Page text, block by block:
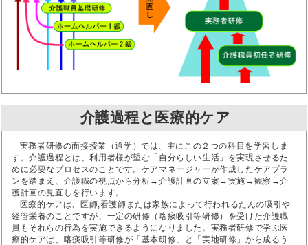
介護過程と医療的ケア
実務者研修の面接授業（通学）では、主にこの２つの科目を学習しま
す。介護過程とは、利用者様が望む「自分らしい生活」を実現させるた
めに必要なプロセスのことです。ケアマネージャーが作成したケアプラ
ンを踏まえ、介護職の視点から分析→介護計画の立案→実施→観察→介
護計画の見直しを行います。
医療的ケアは、医師,看護師または家族によって行われるたんの吸引や
経管栄養のことですが、一定の研修（喀痰吸引等研修）を受けた介護職
員もそれらの行為を実施できるようになりました。実務者研修で学ぶ医
療的ケアは、喀痰吸引等研修が「基本研修」と「実地研修」から成るう